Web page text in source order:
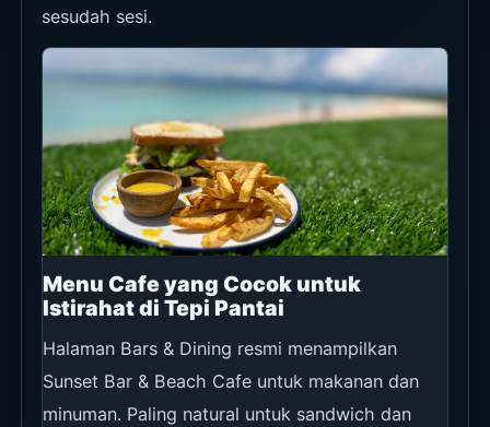
sesudah sesi.
Menu Cafe yang Cocok untuk
Istirahat di Tepi Pantai
Halaman Bars & Dining resmi menampilkan
Sunset Bar & Beach Cafe untuk makanan dan
minuman. Paling natural untuk sandwich dan